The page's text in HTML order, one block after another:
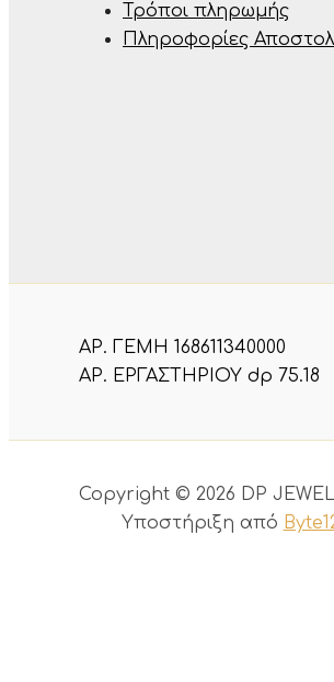
Τρόποι πληρωμής
Πληροφορίες
ΑΡ. ΓΕΜΗ 168611340000
ΑΡ. ΕΡΓΑΣΤΗΡΙΟΥ dp 75.18
Copyright © 2026 DP
Υποστήριξη από